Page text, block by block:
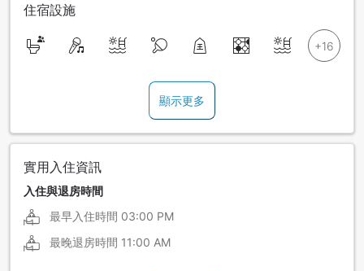
住宿設施
顯示更多
實用入住資訊
入住與退房時間
最早入住時間 03:00 PM
最晚退房時間 11:00 AM